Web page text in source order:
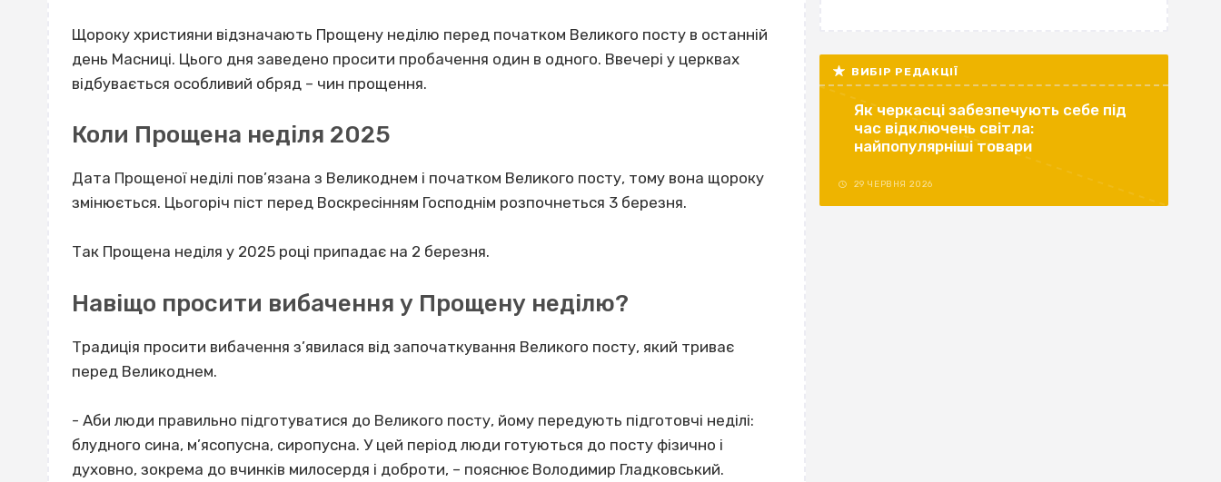
Щороку християни відзначають Прощену неділю перед початком Великого посту в останній
день Масниці. Цього дня заведено просити пробачення один в одного. Ввечері у церквах
відбувається особливий обряд – чин прощення.
Коли Прощена неділя 2025
Дата Прощеної неділі пов’язана з Великоднем і початком Великого посту, тому вона щороку
змінюється. Цьогоріч піст перед Воскресінням Господнім розпочнеться 3 березня.
Так Прощена неділя у 2025 році припадає на 2 березня.
Навіщо просити вибачення у Прощену неділю?
Традиція просити вибачення з’явилася від започаткування Великого посту, який триває
перед Великоднем.
- Аби люди правильно підготуватися до Великого посту, йому передують підготовчі неділі:
блудного сина, м’ясопусна, сиропусна. У цей період люди готуються до посту фізично і
духовно, зокрема до вчинків милосердя і доброти, – пояснює Володимир Гладковський.
ВИБІР РЕДАКЦІЇ
Як черкасці забезпечують себе під
час відключень світла:
найпопулярніші товари
29 ЧЕРВНЯ 2026